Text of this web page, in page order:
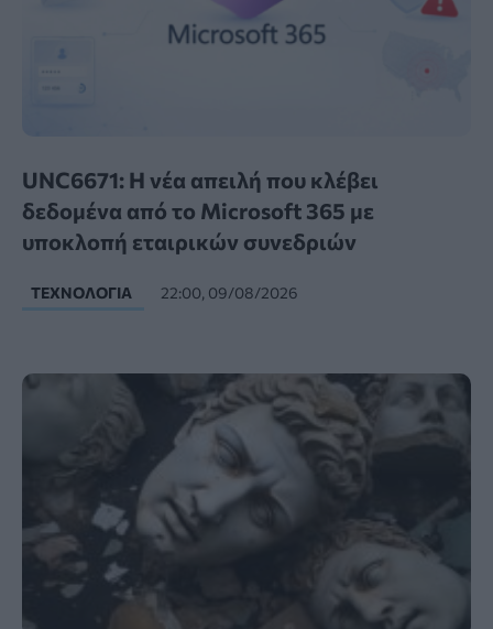
UNC6671: Η νέα απειλή που κλέβει
δεδομένα από το Microsoft 365 με
υποκλοπή εταιρικών συνεδριών
ΤΕΧΝΟΛΟΓΊΑ 22:00, 09/08/2026